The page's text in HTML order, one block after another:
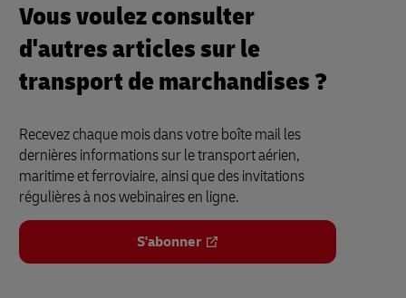
Vous voulez consulter
d'autres articles sur le
transport de marchandises ?
Recevez chaque mois dans votre boîte mail les
dernières informations sur le transport aérien,
maritime et ferroviaire, ainsi que des invitations
régulières à nos webinaires en ligne.
S'abonner